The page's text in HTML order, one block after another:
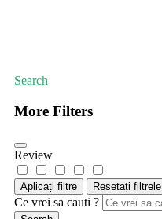
Search
More Filters
Review
Aplicați filtre Resetați filtrele
Ce vrei sa cauti ?